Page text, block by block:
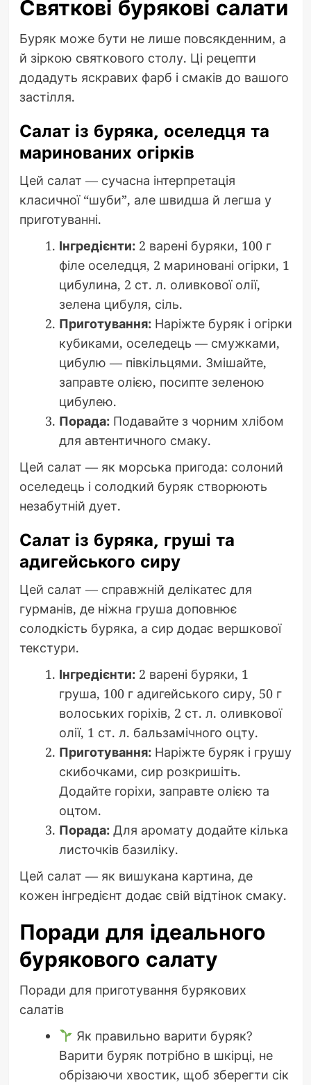
Святкові бурякові салати
Буряк може бути не лише повсякденним, а
й зіркою святкового столу. Ці рецепти
додадуть яскравих фарб і смаків до вашого
застілля.
Салат із буряка, оселедця та
маринованих огірків
Цей салат — сучасна інтерпретація
класичної “шуби”, але швидша й легша у
приготуванні.
Інгредієнти:2 варені буряки, 100 г
філе оселедця, 2 мариновані огірки, 1
цибулина, 2 ст. л. оливкової олії,
зелена цибуля, сіль.
Приготування:Наріжте буряк і огірки
кубиками, оселедець — смужками,
цибулю — півкільцями. Змішайте,
заправте олією, посипте зеленою
цибулею.
Порада:Подавайте з чорним хлібом
для автентичного смаку.
Цей салат — як морська пригода: солоний
оселедець і солодкий буряк створюють
незабутній дует.
Салат із буряка, груші та
адигейського сиру
Цей салат — справжній делікатес для
гурманів, де ніжна груша доповнює
солодкість буряка, а сир додає вершкової
текстури.
Інгредієнти:2 варені буряки, 1
груша, 100 г адигейського сиру, 50 г
волоських горіхів, 2 ст. л. оливкової
олії, 1 ст. л. бальзамічного оцту.
Приготування:Наріжте буряк і грушу
скибочками, сир розкришіть.
Додайте горіхи, заправте олією та
оцтом.
Порада:Для аромату додайте кілька
листочків базиліку.
Цей салат — як вишукана картина, де
кожен інгредієнт додає свій відтінок смаку.
Поради для ідеального
бурякового салату
Поради для приготування бурякових
салатів
Як правильно варити буряк?
Варити буряк потрібно в шкірці, не
обрізаючи хвостик, щоб зберегти сік